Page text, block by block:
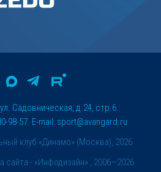
клуб «Динамо» (Москва), 2026
Садовническая, д.24, стр.6.
98-57. E-mail: sport@avangard.ru
сайта - «Инфодизайн» , 2006—2026